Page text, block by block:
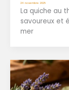
24 novembre 2025
La quiche au
savoureux et
mer